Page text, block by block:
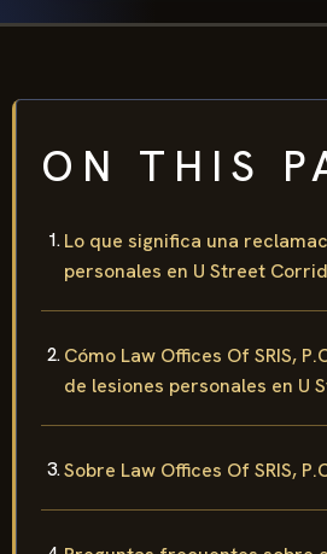
ON THIS
Lo que significa una
personales en U Street
Cómo Law Offices Of SRIS,
de lesiones personales en U
Sobre Law Offices Of SRIS,